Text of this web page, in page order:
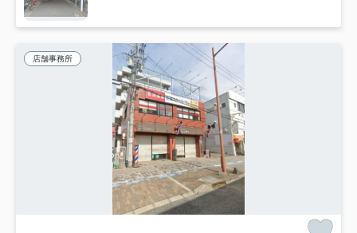
店舗事務所